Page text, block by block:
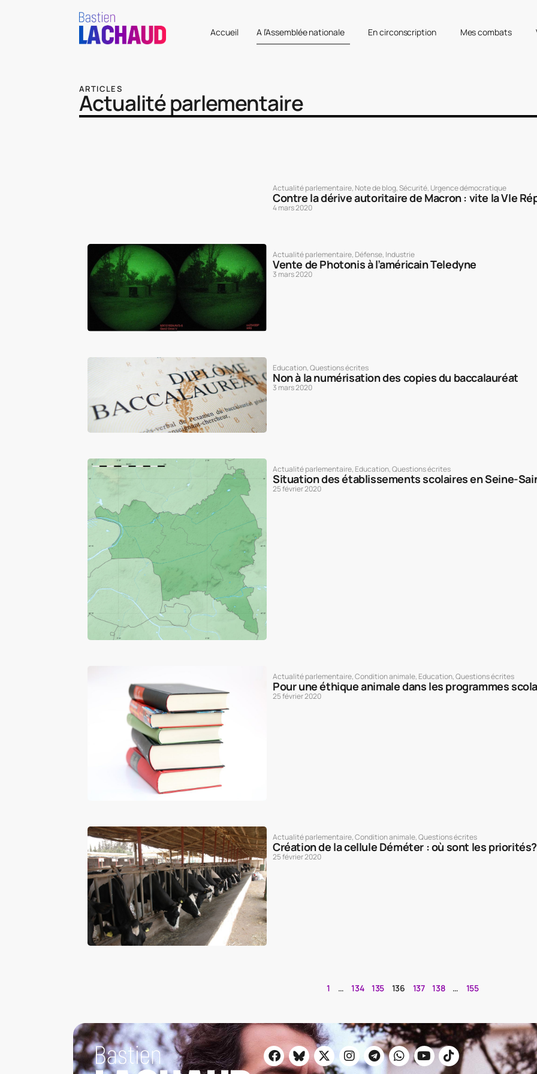
Accueil A l’Assemblée nationale En circonscription Mes combats
ARTICLES
Actualité parlementaire
Actualité parlementaire, Note de blog,Sécurité, Urgence démocratique
Contre la dérive autoritaire de Macron : vite la VIe
4 mars 2020
Actualité parlementaire, Défense, Industrie
Vente de Photonis à l’américain Teledyne
3 mars 2020
Education,Questions écrites
Non à la numérisation des copies du baccalauréat
3 mars 2020
Actualité parlementaire, Education,Questions écrites
Situation des établissements scolaires en Seine-
25 février 2020
Actualité parlementaire,Condition animale, Education,Questions écrites
Pour une éthique animale dans les programmes
25 février 2020
Actualité parlementaire,Condition animale,Questions écrites
Création de la cellule Déméter : où sont les priorités?
25 février 2020
1 … 134 135 136 137 138 … 155